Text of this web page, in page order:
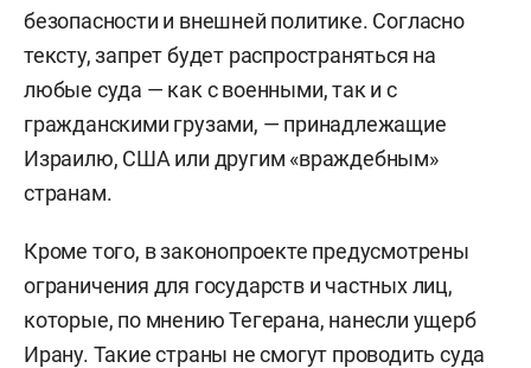
безопасности и внешней политике. Согласно
тексту, запрет будет распространяться на
любые суда — как с военными, так и с
гражданскими грузами, — принадлежащие
Израилю, США или другим «враждебным»
странам.
Кроме того, в законопроекте предусмотрены
ограничения для государств и частных лиц,
которые, по мнению Тегерана, нанесли ущерб
Ирану. Такие страны не смогут проводить суда